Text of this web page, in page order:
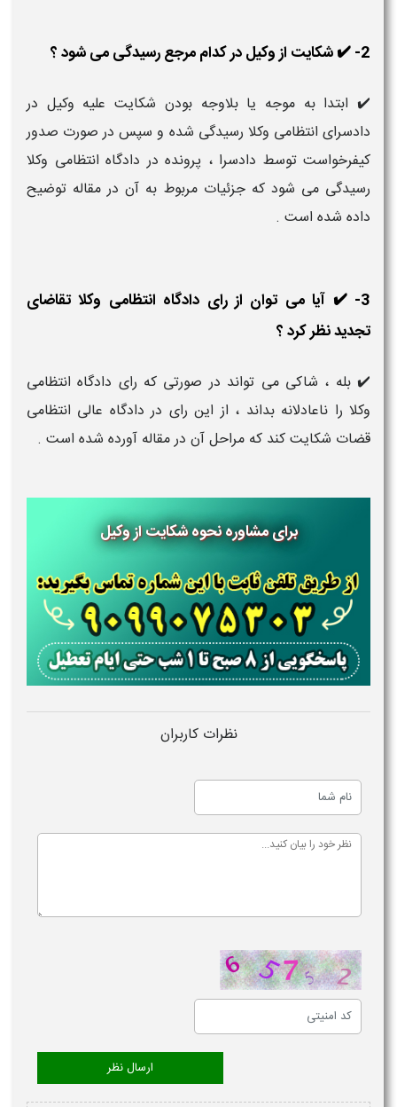
2- ✔️ شکایت از وکیل در کدام مرجع رسیدگی می شود ؟
✔️ ابتدا به موجه یا بلاوجه بودن شکایت علیه وکیل در
دادسرای انتظامی وکلا رسیدگی شده و سپس در صورت صدور
کیفرخواست توسط دادسرا ، پرونده در دادگاه انتظامی وکلا
رسیدگی می شود که جزئیات مربوط به آن در مقاله توضیح
داده شده است .
3- ✔️ آیا می توان از رای دادگاه انتظامی وکلا تقاضای
تجدید نظر کرد ؟
✔️ بله ، شاکی می تواند در صورتی که رای دادگاه انتظامی
وکلا را ناعادلانه بداند ، از این رای در دادگاه عالی انتظامی
قضات شکایت کند که مراحل آن در مقاله آورده شده است .
برای مشاوره نحوه شکایت از وکیل
نظرات کاربران